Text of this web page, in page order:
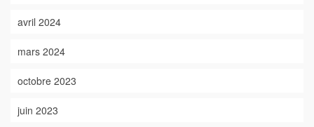
avril 2024
mars 2024
octobre 2023
juin 2023